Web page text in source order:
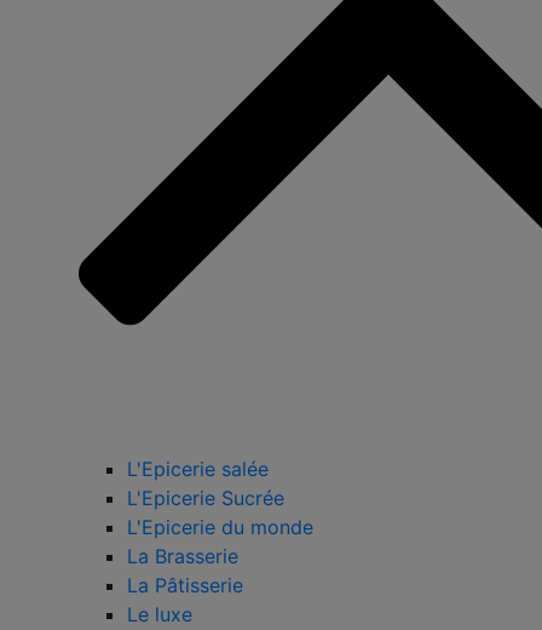
L'Epicerie salée
L'Epicerie Sucrée
L'Epicerie du monde
La Brasserie
La Pâtisserie
Le luxe